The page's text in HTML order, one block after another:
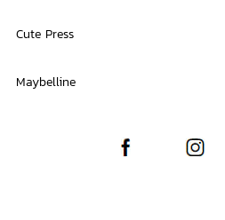
Cute Press
Maybelline